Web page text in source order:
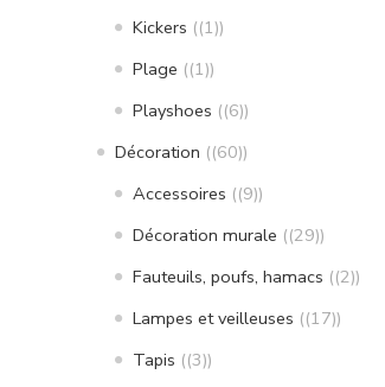
Kickers (1)
Plage (1)
Playshoes (6)
Décoration (60)
Accessoires (9)
Décoration murale (29)
Fauteuils, poufs, hamacs (2)
Lampes et veilleuses (17)
Tapis (3)